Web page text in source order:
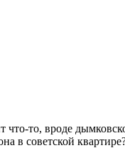
что-то, вроде
в советской